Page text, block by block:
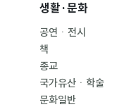
생활·문화
공연ㆍ전시
책
종교
국가유산ㆍ학술
문화일반